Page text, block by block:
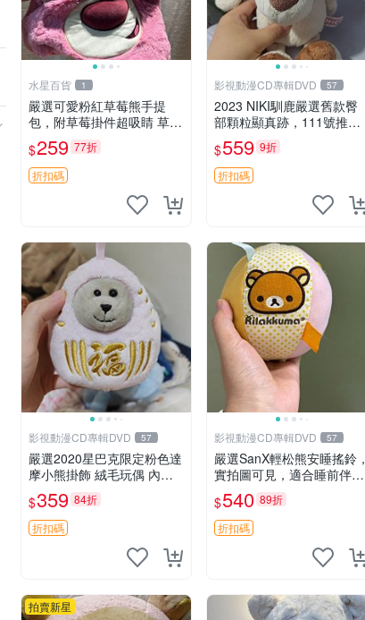
水星百貨 1
嚴選可愛粉紅草莓熊手提
包，附草莓掛件超吸睛 草莓
熊手提包 草莓掛件 可愛port
unese
$259 77折
折扣碼
影視動漫CD專輯DVD 57
2023 NIKI馴鹿嚴選舊款臀
部顆粒顯真跡，111號推薦
珍藏品 馴鹿 舊款 尾巴顆粒
$559 9折
折扣碼
影視動漫CD專輯DVD 57
嚴選2020星巴克限定粉色達
摩小熊掛飾 絨毛玩偶 內裡
小熊 可愛 御用伴侶 默認微
暇 售後自理 小熊掛飾 星巴
克 限量版
$359 84折
折扣碼
影視動漫CD專輯DVD 57
嚴選SanX輕松熊安睡搖鈴，
實拍圖可見，適合睡前伴
侶， Picks安撫好物 0325
懸吊 電腦
$540 89折
折扣碼
拍賣新星